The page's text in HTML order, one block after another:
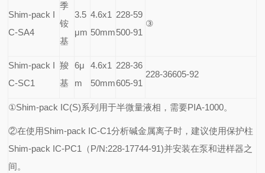
Shim-pack I
C-SA4
季
铵
基
3.5
μm
4.6x1
50mm
228-59
500-91
③
Shim-pack I
C-SC1
羧
基
6μ
m
4.6x1
50mm
228-36
605-91
228-36605-92
①Shim-pack IC(S)系列用于半微量液相，需要PIA-1000。
②在使用Shim-pack IC-C1分析碱金属离子时，建议使用保护柱
Shim-pack IC-PC1（P/N:228-17744-91)并安装在泵和进样器之
间。